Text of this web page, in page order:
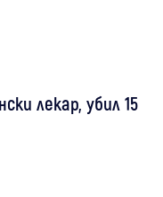
лекар, убил 15